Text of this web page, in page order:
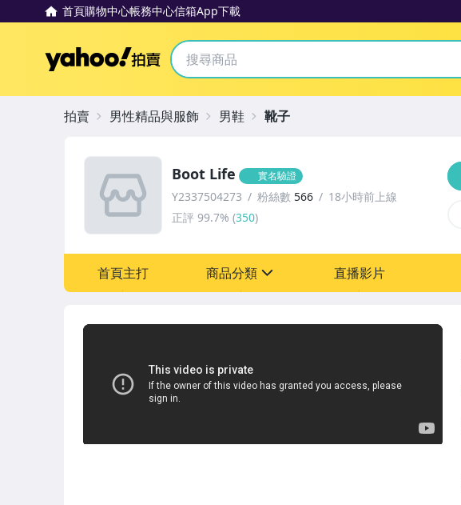
首頁購物中心帳務中心信箱App下載
Yahoo拍賣
Boot Life 實名驗證
Y2337504273 粉絲數 566
18小時前上線
正評 99.7% (350)
首頁主打 商品分類
男性精品與服飾
女包精品與女鞋
直播影片
拍賣 男性精品與服飾 男鞋 靴子